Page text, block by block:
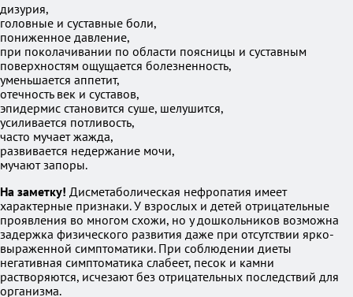
дизурия,
головные и суставные боли,
пониженное давление,
при поколачивании по области поясницы и суставным
поверхностям ощущается болезненность,
уменьшается аппетит,
отечность век и суставов,
эпидермис становится суше, шелушится,
усиливается потливость,
часто мучает жажда,
развивается недержание мочи,
мучают запоры.
На заметку! Дисметаболическая нефропатия имеет
характерные признаки. У взрослых и детей отрицательные
проявления во многом схожи, но у дошкольников возможна
задержка физического развития даже при отсутствии ярко-
выраженной симптоматики. При соблюдении диеты
негативная симптоматика слабеет, песок и камни
растворяются, исчезают без отрицательных последствий для
организма.